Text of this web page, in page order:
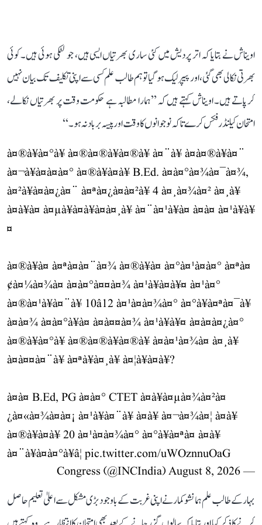
اویناش نے بتایا کہ اتر پردیش میں کئی ساری بھرتیاں ایسی ہیں، جو لٹکی ہوئی ہیں۔ کوئی
بھرتی نکالی بھی گئی، اور پیپر لیک ہو گیا تو ہم طالب علم کسی سے اپنی تکلیف تک بیان نہیں
کر پاتے ہیں۔ اویناش کہتے ہیں کہ ’’ہمارا مطالبہ ہے حکومت وقت پر بھرتیاں نکالے،
امتحان کیلنڈر فکس کرے تاکہ نوجوانوں کا وقت اور پیسہ برباد نہ ہو۔‘‘
à¤®à¥à¤°à¥ à¤®à¤®à¥à¤®à¥ à¤¨à¥ à¤à¤®à¥à¤¨
à¤¬à¥à¤à¤à¤° à¤®à¥à¤à¥ B.Ed. à¤à¤°à¤¾à¤¯à¤¾,
à¤²à¥à¤à¤¿à¤¨ à¤ªà¤¿à¤à¤²à¥ 4 à¤¸à¤¾à¤² à¤¸à¥
à¤à¥à¤ à¤µà¥à¤à¥à¤à¤¸à¥ à¤¨à¤¹à¥à¤ à¤à¤ à¤¹à¥à¥
¤
à¤®à¥à¤ à¤ªà¤à¤¨à¤¾ à¤®à¥à¤ à¤°à¤¹à¤à¤° à¤ªà¤
¢à¤¼à¤¾à¤ à¤à¤°à¤¤à¤¾ à¤¹à¥à¤à¥¤ à¤¹à¤°
à¤®à¤¹à¥à¤¨à¥ 10â12 à¤¹à¤à¤¾à¤° à¤°à¥à¤ªà¤¯à¥
à¤à¤¾ à¤à¤°à¥à¤ à¤à¤¤à¤¾ à¤¹à¥à¥¤ à¤à¤à¤¿à¤°
à¤®à¥à¤°à¥ à¤®à¤®à¥à¤®à¥ à¤à¤¹à¤¾à¤ à¤¸à¥
à¤à¤¤à¤¨à¥ à¤ªà¥à¤¸à¥ à¤¦à¥à¤à¥?
à¤à¤ B.Ed, PG à¤à¤° CTET à¤à¥à¤µà¤¾à¤²à¤
¿à¤«à¤¾à¤à¤¡ à¤¹à¥à¤¨à¥ à¤à¥ à¤¬à¤¾à¤¦ à¤­à¥
à¤®à¥à¤à¥ 20 à¤¹à¤à¤¾à¤° à¤°à¥à¤ªà¤ à¤à¥
à¤¨à¥à¤à¤°à¥â¦ pic.twitter.com/uWOznnuOaG
— Congress (@INCIndia)
August 8, 2026
بہار کے طالب علم ہمانشو کمار نے اپنی غربت کے باوجود بڑی مشکل سے اعلیٰ تعلیم حاصل